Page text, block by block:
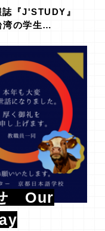
『J'STUDY』
湾の学生…
Our